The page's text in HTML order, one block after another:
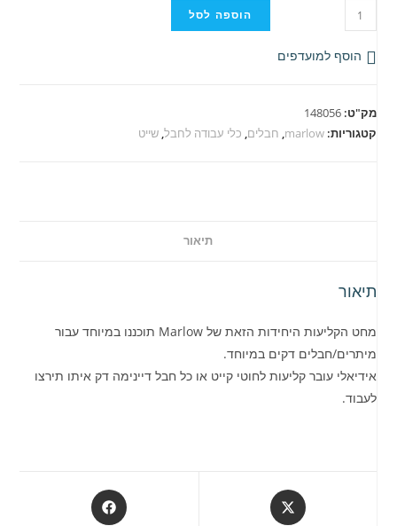
כמות
של
מחט
הוספה לסל
הוסף למועדפים
מק"ט:148056
קטגוריות:marlow
, חבלים, כלי עבודה לחבל,שייט
תיאור
תיאור
מחט הקליעות היחידות הזאת של Marlow תוכננו במיוחד עבור
מיתרים/חבלים דקים במיוחד.
אידיאלי עובר קליעות לחוטי קייט או כל חבל דיינימה דק איתו תירצו
לעבוד.
Opens
in
Opens
in